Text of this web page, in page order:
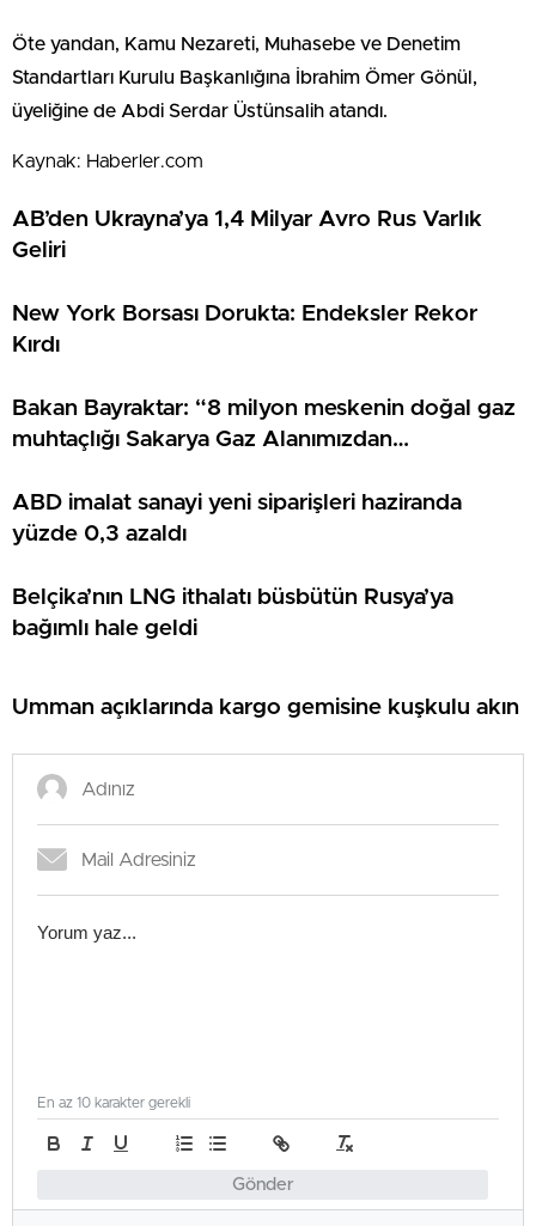
Öte yandan, Kamu Nezareti, Muhasebe ve Denetim
Standartları Kurulu Başkanlığına İbrahim Ömer Gönül,
üyeliğine de Abdi Serdar Üstünsalih atandı.
Kaynak: Haberler.com
AB’den Ukrayna’ya 1,4 Milyar Avro Rus Varlık
Geliri
New York Borsası Dorukta: Endeksler Rekor
Kırdı
Bakan Bayraktar: “8 milyon meskenin doğal gaz
muhtaçlığı Sakarya Gaz Alanımızdan
ABD imalat sanayi yeni siparişleri haziranda
yüzde 0,3 azaldı
Belçika’nın LNG ithalatı büsbütün Rusya’ya
bağımlı hale geldi
Umman açıklarında kargo gemisine kuşkulu akın
Gönder
En az 10 karakter gerekli